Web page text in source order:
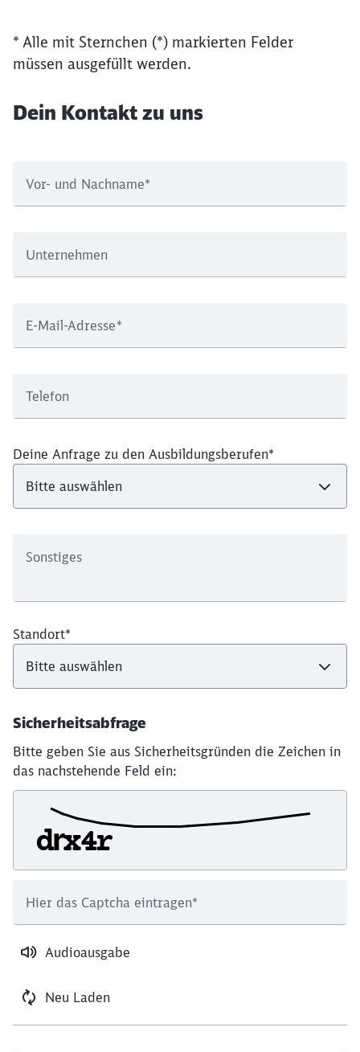
* Alle mit Sternchen (*) markierten Felder
müssen ausgefüllt werden.
Dein Kontakt zu uns
Vor- und Nachname*
Unternehmen
E-Mail-Adresse*
Telefon
Deine Anfrage zu den Ausbildungsberufen*
Sonstiges
Standort*
Sicherheitsabfrage
Bitte geben Sie aus Sicherheitsgründen die Zeichen in
das nachstehende Feld ein:
Audioausgabe
Neu Laden
Hier das Captcha eintragen*
Abbrechen